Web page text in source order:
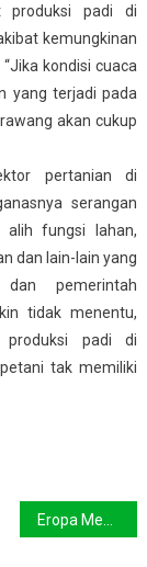
produksi padi di
kemungkinan
kondisi cuaca
yang terjadi pada
akan cukup
pertanian di
serangan
alih fungsi lahan,
dan lain-lain yang
pemerintah
tidak menentu,
produksi padi di
tak memiliki